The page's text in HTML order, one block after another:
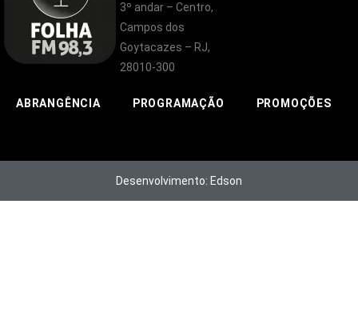
3º andar – Centro,
Campos dos
Goytacazes – RJ,
28010-300
ABRANGÊNCIA PROGRAMAÇÃO PROMOÇÕES
Desenvolvimento: Edson